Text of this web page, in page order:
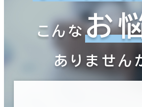
こんなお
ありません